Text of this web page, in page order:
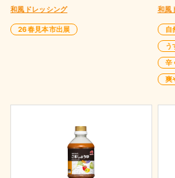
和風ドレッシング
26春見本市出展
和風
自
う
辛
爽